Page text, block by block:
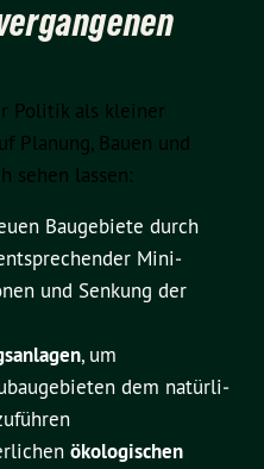
Politik als kleiner
Planung, Bauen und
sehen lassen:
Baugebiete durch
Mini­
und Senkung der
, um
dem natür­li­
ökologischen